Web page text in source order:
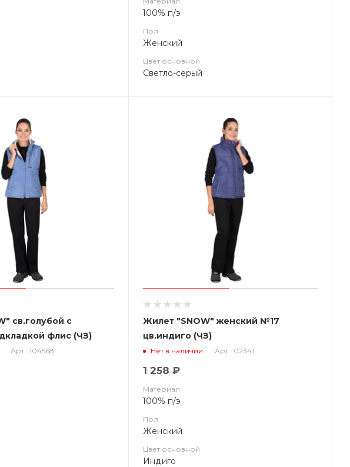
100% п/э
Пол
Женский
Цвет основной
Светло-серый
св.голубой с
подкладкой флис (ЧЗ)
Арт.: 104568
Жилет "SNOW" женский №17
цв.индиго (ЧЗ)
Нет в наличии Арт.: 02341
1 258 ₽
Материал
100% п/э
Пол
Женский
Цвет основной
Индиго